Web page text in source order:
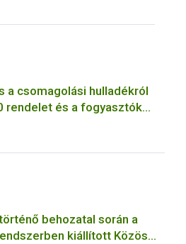
a csomagolási hulladékról
rendelet és a fogyasztók
tájékoztatásáról
rendelet jelölési
összehangolásáról szóló
behozatal során a
kiállított Közös